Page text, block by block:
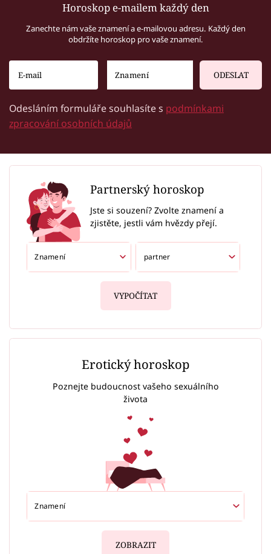
Horoskop e-mailem každý den
Zanechte nám vaše znamení a e-mailovou adresu. Každý den
obdržíte horoskop pro vaše znamení.
ODESLAT
Odesláním formuláře souhlasíte s podmínkami
zpracování osobních údajů
Partnerský horoskop
Jste si souzení? Zvolte znamení a
zjistěte, jestli vám hvězdy přejí.
VYPOČÍTAT
Erotický horoskop
Poznejte budoucnost vašeho sexuálního
života
ZOBRAZIT